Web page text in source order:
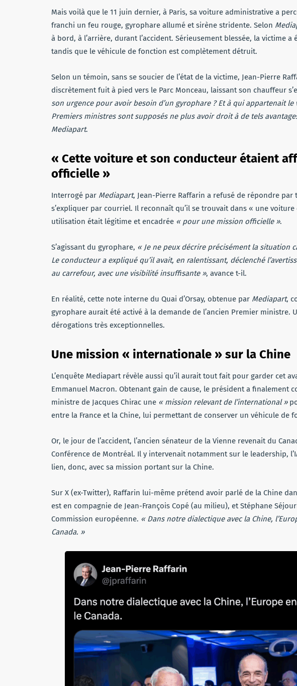
Mais voilà que le 11 juin dernier, à Paris, sa voiture administrative a
franchi un feu rouge, gyrophare allumé et sirène stridente. Selon
à bord, à l’arrière, durant l’accident. Sérieusement blessée, la victime
tandis que le véhicule de fonction est complètement détruit.
Selon un témoin, sans se soucier de l’état de la victime, Jean-Pierre
discrètement fuit à pied vers le Parc Monceau, laissant son chauffeur
son urgence pour avoir besoin d’un gyrophare ? Et à qui appartenait
Premiers ministres sont supposés ne plus avoir droit à de tels
Mediapart.
« Cette voiture et son conducteur étaient
officielle »
Interrogé par Mediapart, Jean-Pierre Raffarin a refusé de répondre
s’expliquer par courriel. Il reconnaît qu’il se trouvait dans « une
utilisation était légitime et encadrée « pour une mission officielle ».
S’agissant du gyrophare, « Je ne peux décrire précisément la situation
Le conducteur a expliqué qu’il avait, en ralentissant, déclenché
au carrefour, avec une visibilité insuffisante », avance t-il.
En réalité, cette note interne du Quai d’Orsay, obtenue par Mediapart,
gyrophare aurait été activé à la demande de l’ancien Premier
dérogations très exceptionnelles.
Une mission « internationale » sur la Chine
L’enquête Mediapart révèle aussi qu’il aurait tout fait pour garder cet
Emmanuel Macron. Obtenant gain de cause, le président a finalement
ministre de Jacques Chirac une « mission relevant de l’international »
entre la France et la Chine, lui permettant de conserver un véhicule de
Or, le jour de l’accident, l’ancien sénateur de la Vienne revenait du
Conférence de Montréal. Il y intervenait notamment sur le leadership,
lien, donc, avec sa mission portant sur la Chine.
Sur X (ex-Twitter), Raffarin lui-même prétend avoir parlé de la Chine
est en compagnie de Jean-François Copé (au milieu), et Stéphane
Commission européenne. « Dans notre dialectique avec la Chine,
Canada. »